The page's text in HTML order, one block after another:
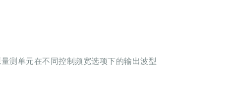
量测单元在不同控制频宽选项下的输出波型